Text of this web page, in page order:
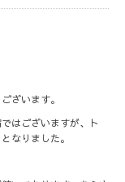
ざいます。
はございますが、ト
なりました。